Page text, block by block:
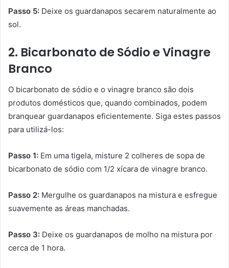
Passo 5: Deixe os guardanapos secarem naturalmente ao
sol.
2. Bicarbonato de Sódio e Vinagre
Branco
O bicarbonato de sódio e o vinagre branco são dois
produtos domésticos que, quando combinados, podem
branquear guardanapos eficientemente. Siga estes passos
para utilizá-los:
Passo 1: Em uma tigela, misture 2 colheres de sopa de
bicarbonato de sódio com 1/2 xícara de vinagre branco.
Passo 2: Mergulhe os guardanapos na mistura e esfregue
suavemente as áreas manchadas.
Passo 3: Deixe os guardanapos de molho na mistura por
cerca de 1 hora.